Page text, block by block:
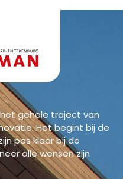
gehele traject van
Het begint bij de
pas klaar bij de
alle wensen zijn